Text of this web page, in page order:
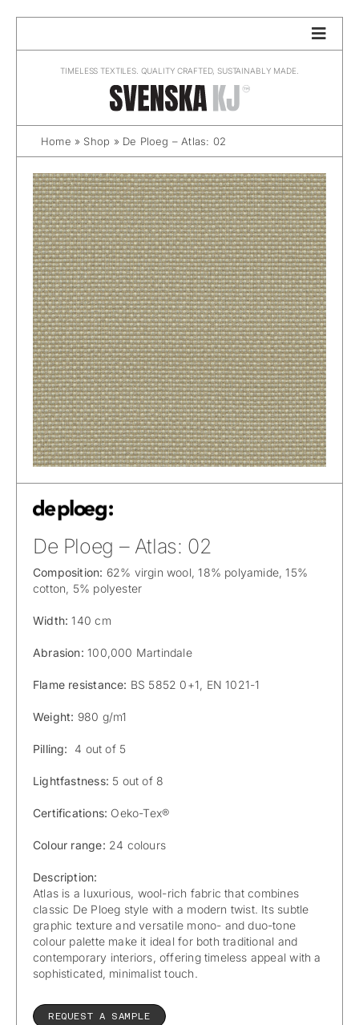
TIMELESS TEXTILES. QUALITY CRAFTED, SUSTAINABLY MADE.
Home » Shop » De Ploeg – Atlas: 02
De Ploeg – Atlas: 02
Composition: 62% virgin wool, 18% polyamide, 15%
cotton, 5% polyester
Width: 140 cm
Abrasion: 100,000 Martindale
Flame resistance: BS 5852 0+1, EN 1021-1
Weight: 980 g/m1
Pilling: 4 out of 5
Lightfastness: 5 out of 8
Certifications: Oeko-Tex®
Colour range: 24 colours
Description:
Atlas is a luxurious, wool-rich fabric that combines
classic De Ploeg style with a modern twist. Its subtle
graphic texture and versatile mono- and duo-tone
colour palette make it ideal for both traditional and
contemporary interiors, offering timeless appeal with a
sophisticated, minimalist touch.
REQUEST A SAMPLE